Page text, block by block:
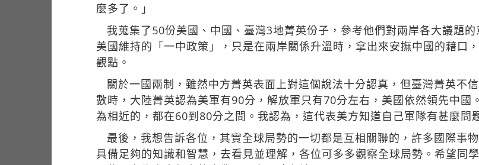
麼多了。」
我蒐集了50份美國、中國、臺灣3地菁英份子，參考他們對兩岸各大議題
美國維持的「一中政策」，只是在兩岸關係升溫時，拿出來安撫中國的藉口
觀點。
關於一國兩制，雖然中方菁英表面上對這個說法十分認真，但臺灣菁英不
數時，大陸菁英認為美軍有90分，解放軍只有70分左右，美國依然領先中
為相近的，都在60到80分之間。我認為，這代表美方知道自己軍隊有甚麼問
最後，我想告訴各位，其實全球局勢的一切都是互相關聯的，許多國際事
具備足夠的知識和智慧，去看見並理解，各位可多多觀察全球局勢。希望同